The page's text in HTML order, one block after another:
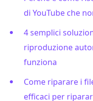
di YouTube che
4 semplici
riproduzione
funziona
Come riparare i
efficaci per